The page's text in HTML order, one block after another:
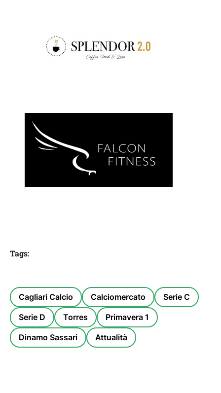
Tags:
Cagliari Calcio Calciomercato Serie C
Serie D Torres Primavera 1
Dinamo Sassari Attualità